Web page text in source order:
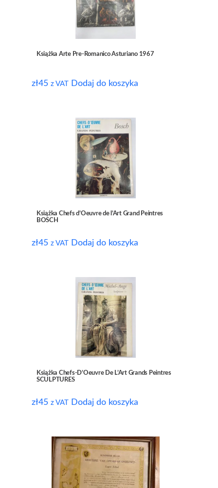
Książka Arte Pre-Romanico Asturiano 1967
zł45 z VAT Dodaj do koszyka
Książka Chefs d’Oeuvre de l’Art Grand Peintres
BOSCH
zł45 z VAT Dodaj do koszyka
Książka Chefs-D’Oeuvre De L’Art Grands Peintres
SCULPTURES
zł45 z VAT Dodaj do koszyka